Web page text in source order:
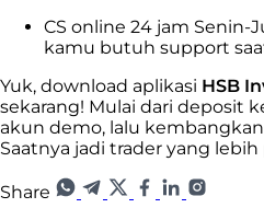
CS online 24 jam Senin-
kamu butuh support
Yuk, download aplikasi HSB
sekarang! Mulai dari deposit
akun demo, lalu
Saatnya jadi trader yang lebih
Share